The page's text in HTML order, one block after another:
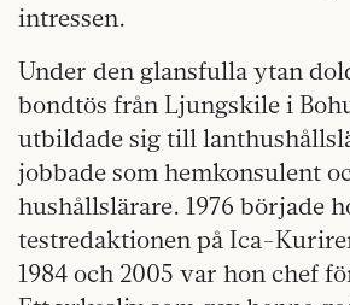
intressen.
Under den glansfulla ytan
bondtös från Ljungskile i
utbildade sig till
jobbade som hemkonsulent
hushållslärare. 1976 började
testredaktionen på Ica-
1984 och 2005 var hon chef